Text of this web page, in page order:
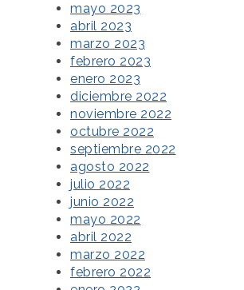
mayo 2023
abril 2023
marzo 2023
febrero 2023
enero 2023
diciembre 2022
noviembre 2022
octubre 2022
septiembre 2022
agosto 2022
julio 2022
junio 2022
mayo 2022
abril 2022
marzo 2022
febrero 2022